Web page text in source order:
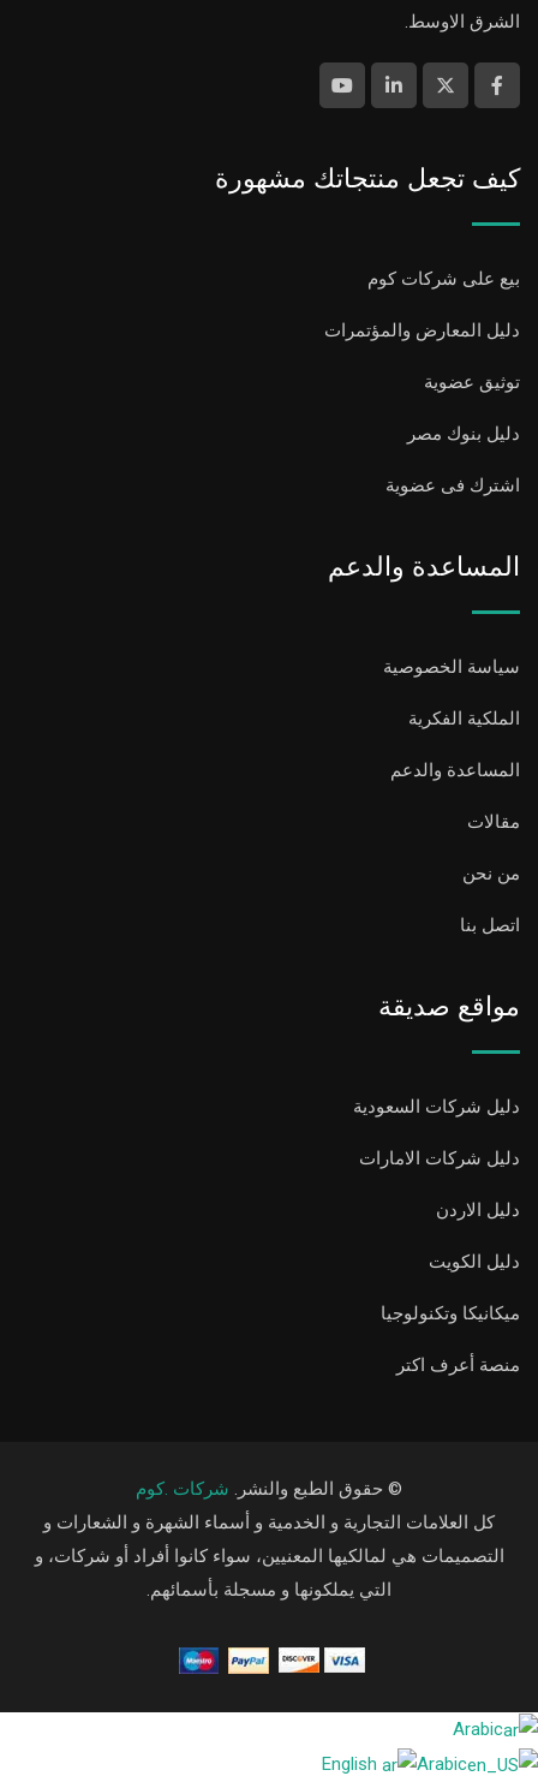
الشرق الاوسط.
كيف تجعل منتجاتك مشهورة
بيع على شركات كوم
دليل المعارض والمؤتمرات
توثيق عضوية
دليل بنوك مصر
اشترك فى عضوية
المساعدة والدعم
سياسة الخصوصية
الملكية الفكرية
المساعدة والدعم
مقالات
من نحن
اتصل بنا
مواقع صديقة
دليل شركات السعودية
دليل شركات الامارات
دليل الاردن
دليل الكويت
ميكانيكا وتكنولوجيا
منصة أعرف اكتر
© حقوق الطبع والنشر. شركات .كوم
كل العلامات التجارية و الخدمية و أسماء الشهرة و الشعارات و
التصميمات هي لمالكيها المعنيين، سواء كانوا أفراد أو شركات، و
التي يملكونها و مسجلة بأسمائهم.
Arabic
English
Arabic